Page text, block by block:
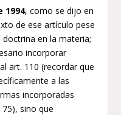
1994, como se dijo en
de ese artículo pese
en la materia;
incorporar
art. 110 (recordar que
a las
incorporadas
sino que